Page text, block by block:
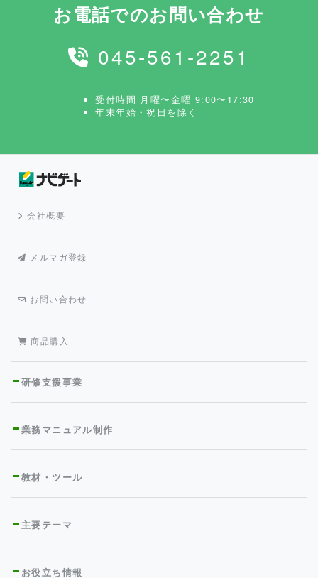
お電話でのお問い合わせ
045-561-2251
受付時間 月曜〜金曜 9:00〜17:30
年末年始・祝日を除く
会社概要
メルマガ登録
お問い合わせ
商品購入
研修支援事業
業務マニュアル制作
教材・ツール
主要テーマ
お役立ち情報